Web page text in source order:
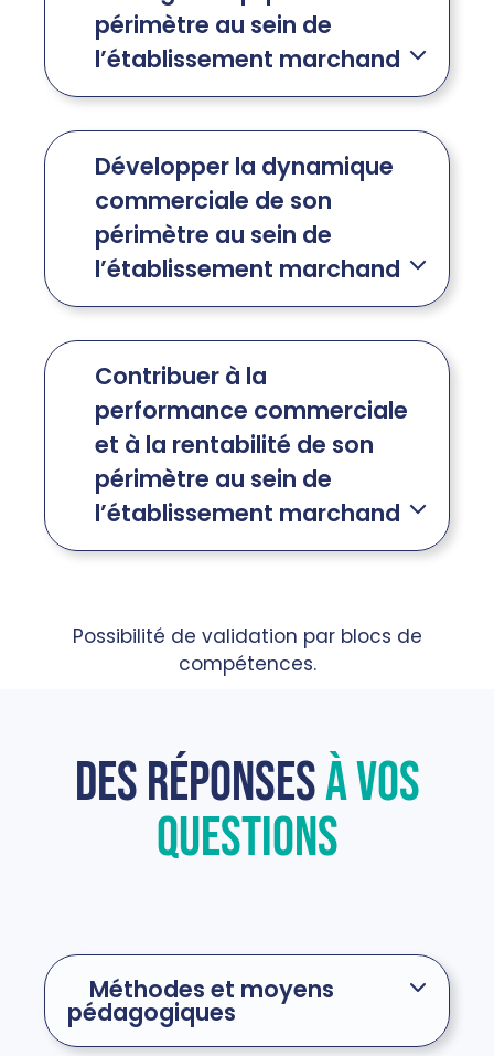
périmètre au sein de
l’établissement marchand
Développer la dynamique
commerciale de son
périmètre au sein de
l’établissement marchand
Contribuer à la
performance commerciale
et à la rentabilité de son
périmètre au sein de
l’établissement marchand
Possibilité de validation par blocs de
compétences.
Des réponsesà vos
questions
Méthodes et moyens
pédagogiques